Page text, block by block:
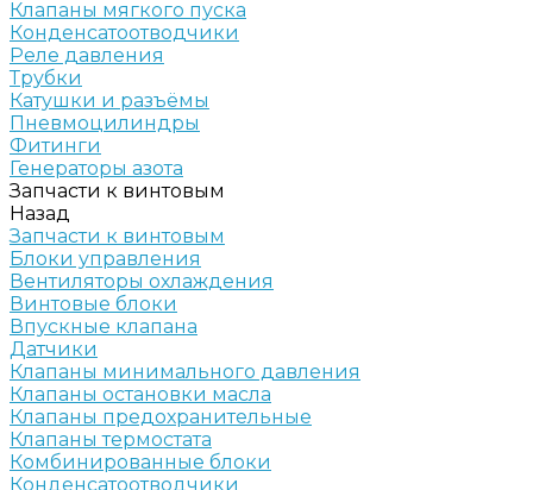
Клапаны мягкого пуска
Конденсатоотводчики
Реле давления
Трубки
Катушки и разъёмы
Пневмоцилиндры
Фитинги
Генераторы азота
Запчасти к винтовым
Назад
Запчасти к винтовым
Блоки управления
Вентиляторы охлаждения
Винтовые блоки
Впускные клапана
Датчики
Клапаны минимального давления
Клапаны остановки масла
Клапаны предохранительные
Клапаны термостата
Комбинированные блоки
Конденсатоотводчики